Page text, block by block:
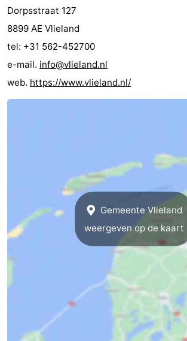
Dorpsstraat 127
8899 AE Vlieland
tel: +31 562-452700
e-mail. info@vlieland.nl
web. https://www.vlieland.nl/
Gemeente Vlieland
weergeven op de kaart